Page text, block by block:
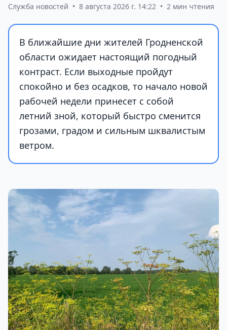
Служба новостей • 8 августа 2026 г. 14:22 • 2 мин чтения
В ближайшие дни жителей Гродненской
области ожидает настоящий погодный
контраст. Если выходные пройдут
спокойно и без осадков, то начало новой
рабочей недели принесет с собой
летний зной, который быстро сменится
грозами, градом и сильным шквалистым
ветром.